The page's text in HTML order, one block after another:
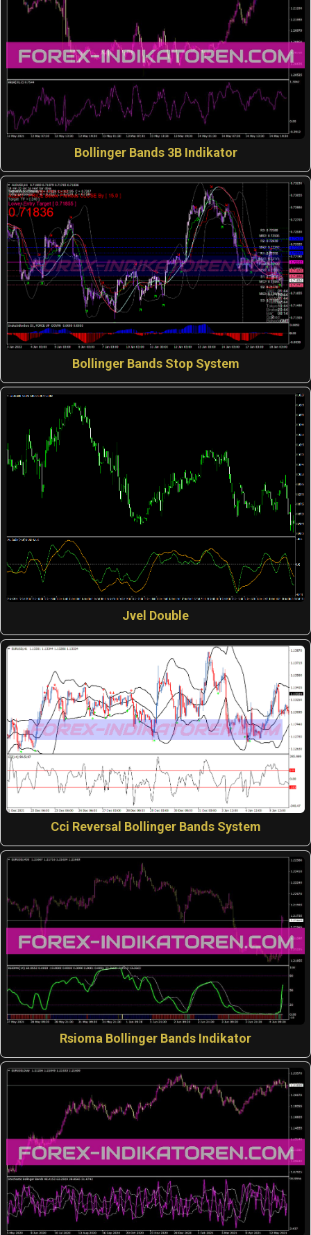
Bollinger Bands 3B Indikator
Bollinger Bands Stop System
Jvel Double
Cci Reversal Bollinger Bands System
Rsioma Bollinger Bands Indikator